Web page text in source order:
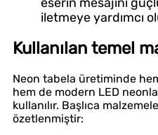
iletmeye yardımcı
Kullanılan temel
Neon tabela üretiminde
hem de modern LED
kullanılır. Başlıca
özetlenmiştir: